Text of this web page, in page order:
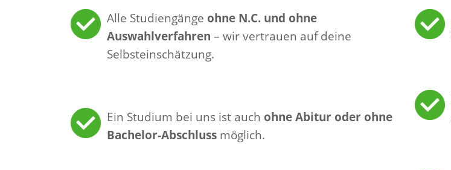
Alle Studiengänge ohne N.C. und ohne
Auswahlverfahren – wir vertrauen auf deine
Selbsteinschätzung.
Ein Studium bei uns ist auch ohne Abitur oder ohne
Bachelor-Abschluss möglich.